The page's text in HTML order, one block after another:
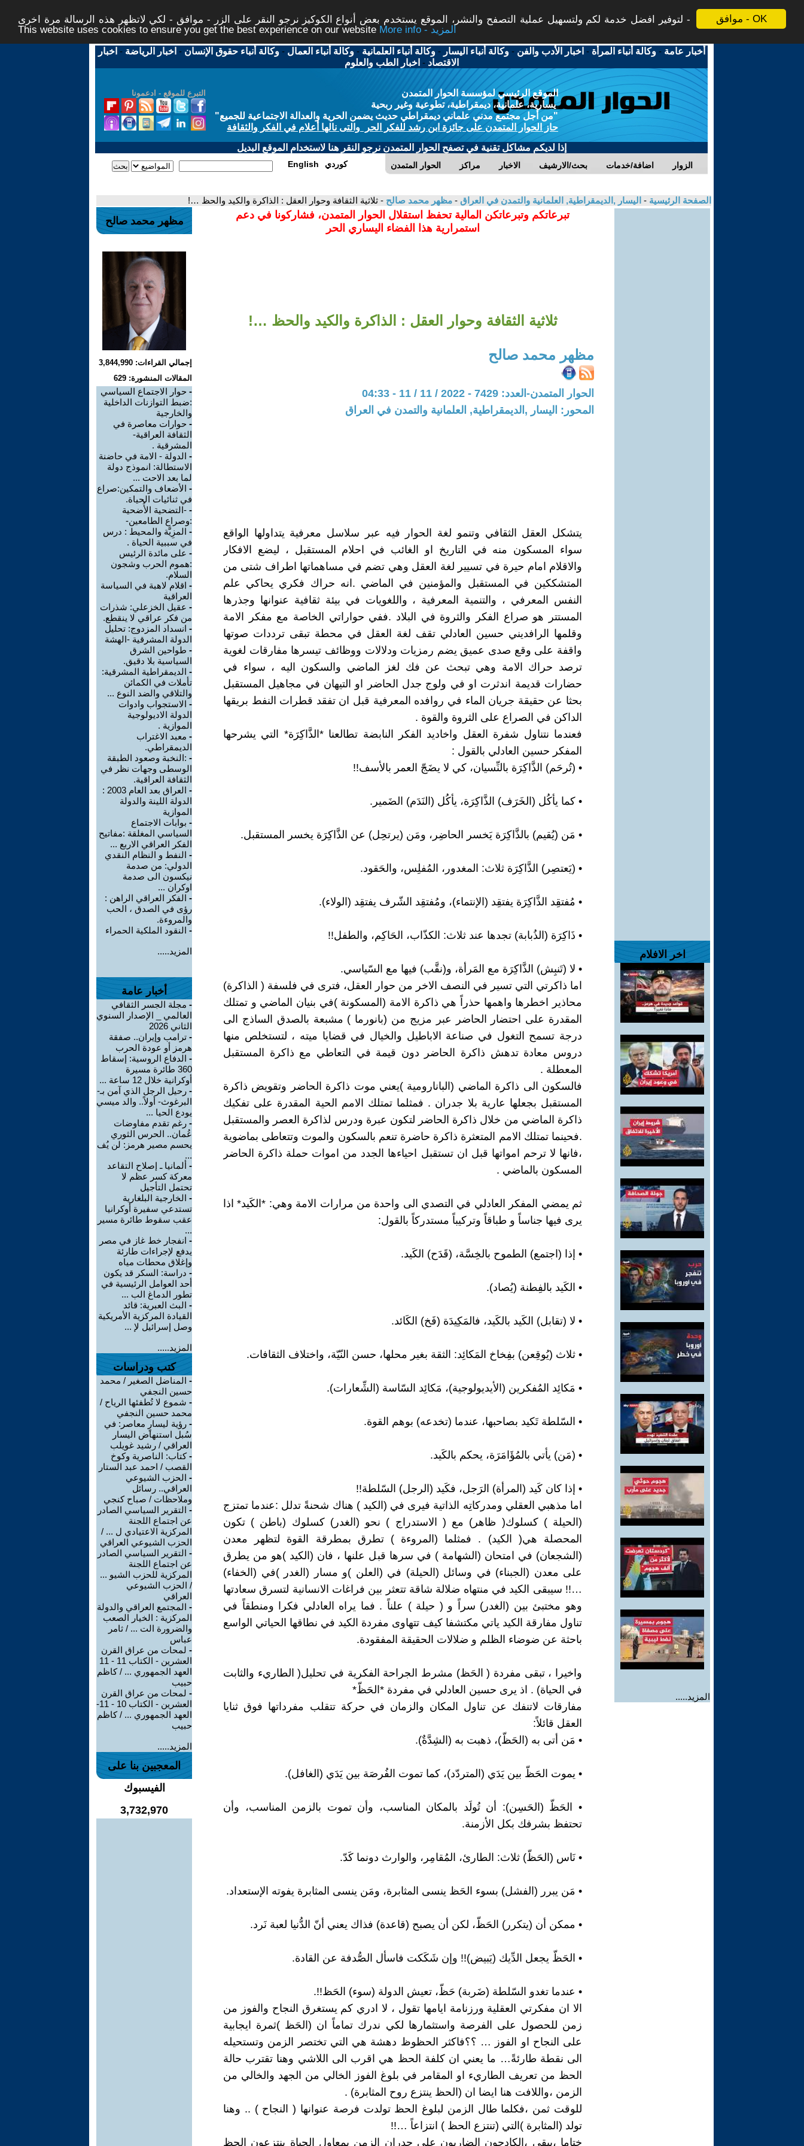
موافق - OK
لتوفير افضل خدمة لكم ولتسهيل عملية التصفح والنشر، الموقع يستخدم بعض أنواع الكوكيز نرجو النقر على الزر - موافق - لكي لاتظهر هذه الرسالة مرة اخرى -
This website uses cookies to ensure you get the best experience on our website
More info - المزيد
أخبار عامة -وكالة أنباء المرأة - اخبار الأدب والفن -وكالة أنباء اليسار -وكالة أنباء العلمانية -وكالة أنباء العمال -وكالة أنباء حقوق الإنسان - اخبار الرياضة - اخبار
الاقتصاد - اخبار الطب والعلوم
التبرع للموقع - ادعمونا
الموقع الرئيسي لمؤسسة الحوار المتمدن
يسارية، علمانية، ديمقراطية، تطوعية وغير ربحية
"من أجل مجتمع مدني علماني ديمقراطي حديث يضمن الحرية والعدالة الاجتماعية للجميع"
حاز الحوار المتمدن على جائزة ابن رشد للفكر الحر والتى نالها أعلام في الفكر والثقافة
إذا لديكم مشاكل تقنية في تصفح الحوار المتمدن نرجو النقر هنا لاستخدام الموقع البديل
الحوار المتمدن مراكز الاخبار بحث/الارشيف اضافة/خدمات الزوار English كوردي
الصفحة الرئيسية - اليسار ,الديمقراطية, العلمانية والتمدن في العراق - مظهر محمد صالح - ثلاثية الثقافة وحوار العقل : الذاكرة والكيد والحظ …!
اخر الافلام
المزيد.....
تبرعاتكم وتبرعاتكن المالية تحفظ استقلال الحوار المتمدن، فشاركونا في دعم
استمرارية هذا الفضاء اليساري الحر
ثلاثية الثقافة وحوار العقل : الذاكرة والكيد والحظ …!
مظهر محمد صالح
الحوار المتمدن-العدد: 7429 - 2022 / 11 / 11 - 04:33
المحور: اليسار ,الديمقراطية, العلمانية والتمدن في العراق
يتشكل العقل الثقافي وتنمو لغة الحوار فيه عبر سلاسل معرفية يتداولها الواقع
سواء المسكون منه في التاريخ او الغائب في احلام المستقبل ، ليضع الافكار
والاقلام امام حيرة في تسيير لغة العقل وهي تضم في مساهماتها اطراف شتى من
المتشككين في المستقبل والمؤمنين في الماضي .انه حراك فكري يحاكي علم
النفس المعرفي ، والتنمية المعرفية ، واللغويات في بيئة ثقافية عنوانها وجذرها
المستتر هو صراع الفكر والثروة في البلاد .ففي حواراتي الخاصة مع مفكر الامة
وقلمها الرافديني حسين العادلي تقف لغة العقل في محطة تبقى ترددات صوتها
واقفة على وقع صدى عميق يضم رمزيات ودلالات ووظائف تيسرها مفارقات لغوية
ترصد حراك الامة وهي تبحث عن فك لغز الماضي والسكون اليه ، سواء في
حضارات قديمة اندثرت او في ولوج جدل الحاضر او التيهان في مجاهيل المستقبل
بحثا عن حقيقة جريان الماء في روافده المعرفية قبل ان تفقد قطرات النفط بريقها
الداكن في الصراع على الثروة والقوة .
فعندما نتناول شفرة العقل واخاديد الفكر النابضة تطالعنا *الذَّاكِرَة* التي يشرحها
المفكر حسين العادلي بالقول :
• (تُرحَم) الذَّاكِرَة بالنِّسيان، كي لا يضَجّ العمر بالأسف!!
• كما يأكُل (الخَرَف) الذَّاكِرَة، يأكُل (النَدَم) الضَمير.
• مَن (يُقيم) بالذَّاكِرَة يَخسر الحاضِر، ومَن (يرتحِل) عن الذَّاكِرَة يخسر المستقبل.
• (يَعتصِر) الذَّاكِرَة ثلاث: المغدور، المُفلِس، والحَقود.
• مُفتقِد الذَّاكِرَة يفتقِد (الإنتماء)، ومُفتقِد الشّرف يفتقِد (الولاء).
• ذَاكِرَة (الذُبابة) تجدها عند ثلاث: الكذّاب، الحَاكِم، والطفل!!
• لا (تَنبِش) الذَّاكِرَة مع المَرأة، و(نقَّب) فيها مع السّياسي.
اما ذاكرتي التي تسير في النصف الاخر من حوار العقل، فترى في فلسفة ( الذاكرة)
محاذير اخطرها واهمها حذراً هي ذاكرة الامة (المسكونة )في بنيان الماضي و تمتلك
المقدرة على احتضار الحاضر عبر مزيج من (بانورما ) مشبعة بالصدق الساذج الى
درجة تسمح التغول في صناعة الاباطيل والخيال في قضايا ميته ، لتستخلص منها
دروس معادة تدهش ذاكرة الحاضر دون قيمة في التعاطي مع ذاكرة المستقبل
المعطلة .
فالسكون الى ذاكرة الماضي (البانارومية )يعني موت ذاكرة الحاضر وتقويض ذاكرة
المستقبل بجعلها عارية بلا جدران . فمثلما تمتلك الامم الحية المقدرة على تفكيك
ذاكرة الماضي من خلال ذاكرة الحاضر لتكون عبرة ودرس لذاكرة العصر والمستقبل
.فحينما تمتلك الامم المتعثرة ذاكرة حاضرة تنعم بالسكون والموت وتتعاطى بماضوية
،فانها لا ترحم امواتها قبل ان تستقبل احياءها الجدد من اموات حملة ذاكرة الحاضر
المسكون بالماضي .
ثم يمضي المفكر العادلي في التصدي الى واحدة من مرارات الامة وهي: *الكَيد* اذا
يرى فيها جناساً و طباقاً وتركيباً مستدركاً بالقول:
• إذا (اجتمع) الطموح بالخِسَّة، (قَدَح) الكَيد.
• الكَيد بالفِطنة (يُصاد).
• لا (تقابل) الكَيد بالكَيد، فالمَكِيدَة (فَخ) الكَائد.
• ثلاث (يُوقِعن) بفِخاخ المَكائِد: الثقة بغير محلها، حسن النّيّة، واختلاف الثقافات.
• مَكائِد المُفكرين (الأيديولوجية)، مَكائِد السّاسة (الشِّعارات).
• السّلطة تَكيد بصاحبها، عندما (تخدعه) بوهم القوة.
• (مَن) يأتي بالمُؤَامَرَة، يحكم بالكَيد.
• إذا كان كَيد (المرأة) الرَجل، فكَيد (الرجل) السّلطة!!
اما مذهبي العقلي ومدركاتِه الذاتية فيرى في (الكيد ) هناك شحنةً تدلل :عندما تمتزج
(الحيلة ) كسلوك( ظاهر) مع ( الاستدراج ) نحو (الغدر) كسلوك (باطن ) تكون
المحصلة هي( الكيد) . فمثلما (المروءة ) تطرق بمطرقة القوة لتظهر معدن
(الشجعان) في امتحان (الشهامة ) في سرها قبل علنها ، فان (الكيد )هو من يطرق
على معدن (الجبناء) في وسائل (الحيلة) في (العلن )و مسار (الغدر )في (الخفاء)
…!! سيبقى الكيد في منتهاه ضلالة شاقة تتعثر بين فراغات الانسانية لتسرق سعادتها
وهو مختبئ بين (الغدر) سراً و ( حيلة ) علناً . فما يراه العادلي فكرا ومنطقاً في
تناول مفارقة الكيد ياتي مكتشفا كيف تتهاوى مفردة الكيد في نطاقها الحياتي الواسع
باحثة عن ضوضاء الظلم و ضلالات الحقيقة المفقودة.
واخيرا ، تبقى مفردة ( الحَظ) مشرط الجراحة الفكرية في تحليل( الطاريء والثابت
في الحياة) . اذ يرى حسين العادلي في مفردة *الحَظّ*
مفارقات لاتنفك عن تناول المكان والزمان في حركة تتقلب مفرداتها فوق ثنايا
العقل قائلاً:
• مَن أتى به (الحَظّ)، ذهبت به (الشِدَّةٌ).
• يموت الحَظّ بين يَدَي (المتردّد)، كما تموت الفُرصَة بين يَدَي (الغافل).
• الحَظّ (الحَسِن): أن تُولَد بالمكان المناسب، وأن تموت بالزمن المناسب، وأن
تحتفظ بشرفك بكل الأزمنة.
• نَاس (الحَظّ) ثلاث: الطارئ، المُقامِر، والوارث دونما كَدّ.
• مَن يبرر (الفشل) بسوء الحَظ ينسى المثابرة، ومَن ينسى المثابرة يفوته الإستعداد.
• ممكن أن (يتكرر) الحَظّ، لكن أن يصبح (قاعدة) فذاك يعني أنّ الدُّنيا لعبة نَرد.
• الحَظّ يجعل الدِّيك (يَبيض)!! وإن شَكَكت فاسأل الصُّدفة عن القادة.
• عندما تغدو السّلطة (ضَربة) حَظّ، تعيش الدولة (سوء) الحَظ!!.
الا ان مفكرتي العقلية ورزنامة ايامها تقول ، لا ادري كم يستغرق النجاح والفوز من
زمن للحصول على الفرصة واستثمارها لكي ندرك تماماً ان (الحَظ )ثمرة ايجابية
على النجاح او الفوز … ؟؟فاكثر الحظوظ دهشة هي التي تختصر الزمن وتستحيله
الى نقطة طارئةً… ما يعني ان كلفة الحظ هي اقرب الى اللاشي وهنا تقترب حالة
الحظ من تعريف الطاريء او المقامر في بلوغ الفوز الخالي من الجهد والخالي من
الزمن ،واللافت هنا ايضا ان (الحظ ينتزع روح المثابرة) .
للوقت ثمن ،فكلما طال الزمن لبلوغ الحظ تولدت فرصة عنوانها ( النجاح ) .. وهنا
تولد (المثابرة )التي (تنتزع الحظ ) انتزاعاً …!!
ختاما ،يبقى ،الكادحون الضاربون على جدران الزمن بمعاول الحياة ينتزعون الحظ
مظهر محمد صالح
إجمالي القراءات: 3,844,990
المقالات المنشورة: 629
- حوار الاجتماع السياسي
:ضبط التوازنات الداخلية
والخارجية
- حوارات معاصرة في
الثقافة العراقية-
المشرقية .
- الدولة - الامة في حاضنة
الاستطالة: انموذج دولة
لما بعد الاحت ...
- الأضعاف والتمكين:صراع
في ثنائيات الحياة.
- -التضحية الأُضحية
:وصراع الطامعين-
- المزِيَّة والمحيط : درس
في سببية الحياة .
- على مائدة الرئيس
:هموم الحرب وشجون
السلام.
- اقلام لاهبة في السياسة
العراقية
- عقيل الخزعلي: شذرات
من فكر عراقي لا ينقطع.
- ‏‎انسداد المزدوج: تحليل
الدولة المشرقية -الهشة
- طواحين الشرق
السياسية بلا دقيق.
- الديمقراطية المشرقية:
تأملات في الكمائن
والتلاقي والضد النوع ...
- الاستجواب وادوات
الدولة الاديولوجية
الموازية .
- معبد الاغتراب
الديمقراطي.
- ‎:النخبة وصعود الطبقة
الوسطى وجهات نظر في
الثقافة العراقية.
-
العراق بعد العام 2003 :
الدولة اللينة والدولة
الموازية
- بوابات الاجتماع
السياسي المغلقة :مفاتيح
الفكر العراقي الاربع ...
- النفط و النظام النقدي
الدولي: من صدمة
نيكسون الى صدمة
اوكران ...
- الفكر العراقي الراهن :
رؤى في الصدق ، الحب
والمروءة.
- النقود الملكية الحمراء
المزيد.....
أخبار عامة
- مجلة الجسر الثقافي
العالمي _ الإصدار السنوي
الثاني 2026
- ترامب وإيران.. صفقة
هرمز أو عودة الحرب
- الدفاع الروسية: إسقاط
360 طائرة مسيرة
أوكرانية خلال 12 ساعة ...
- رحيل الرجل الذي آمن بـ-
البرغوث- أولاً.. والد ميسي
يودع الحيا ...
- رغم تقدم مفاوضات
عُمان.. الحرس الثوري
يحسم مصير هرمز: لن يُف
...
- ألمانيا ـ إصلاح التقاعد
معركة كسر عظم لا
تحتمل التأجيل
- الخارجية البلغارية
تستدعي سفيرة أوكرانيا
عقب سقوط طائرة مسير
...
- انفجار خط غاز في مصر
يدفع لإجراءات طارئة
وإغلاق محطات مياه
- دراسة: السكر قد يكون
أحد العوامل الرئيسية في
تطور الدماغ الب ...
- البث العبرية: قائد
القيادة المركزية الأمريكية
وصل إسرائيل لإ ...
المزيد.....
كتب ودراسات
- المناضل الصغير / محمد
حسين النجفي
- شموع لا تُطفئها الرياح /
محمد حسين النجفي
- رؤية ليسارٍ معاصر: في
سُبل استنهاض اليسار
العراقي / رشيد غويلب
-كتاب: الناصرية وكوخ
القصب / احمد عبد الستار
- الحزب الشيوعي
العراقي.. رسائل
وملاحظات / صباح كنجي
- التقرير السياسي الصادر
عن اجتماع اللجنة
المركزية الاعتيادي ل ... /
الحزب الشيوعي العراقي
- التقرير السياسي الصادر
عن اجتماع اللجنة
المركزية للحزب الشيو ...
/ الحزب الشيوعي
العراقي
- المجتمع العراقي والدولة
المركزية : الخيار الصعب
والضرورة الت ... / ثامر
عباس
- لمحات من عراق القرن
العشرين - الكتاب 11 - 11
العهد الجمهوري ... / كاظم
حبيب
- لمحات من عراق القرن
العشرين - الكتاب 10 - 11-
العهد الجمهوري ... / كاظم
حبيب
المزيد.....
المعجبين بنا على
الفيسبوك
3,732,970